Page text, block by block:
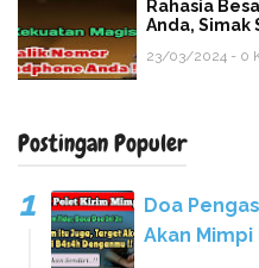
Rahasia
Anda, Simak
23/03/2024 - 0
Postingan Populer
Doa
Akan